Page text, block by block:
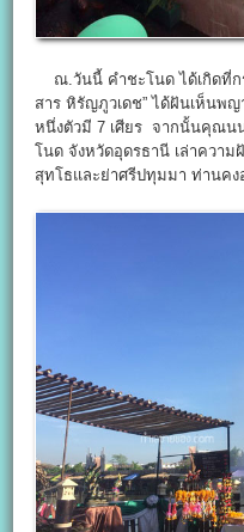
ณ.วันนี้ คำชะโนด ได้เกิดที่ก
สาร หิรัญภูวเดช” ได้ฝันเห็นพ
หนึ่งตัวมี 7 เศียร จากนั้นคุณน
โนด จังหวัดอุดรธานี เล่าควา
สุทโธและย่าศรีปทุมมา ท่านคง